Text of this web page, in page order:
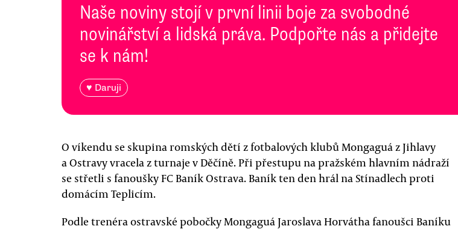
Naše noviny stojí v první linii boje za svobodné
novinářství a lidská práva. Podpořte nás a přidejte
se k nám!
♥ Daruji
O víkendu se skupina romských dětí z fotbalových klubů Mongaguá z Jihlavy
a Ostravy vracela z turnaje v Děčíně. Při přestupu na pražském hlavním nádraží
se střetli s fanoušky FC Baník Ostrava. Baník ten den hrál na Stínadlech proti
domácím Teplicím.
Podle trenéra ostravské pobočky Mongaguá Jaroslava Horvátha fanoušci Baníku